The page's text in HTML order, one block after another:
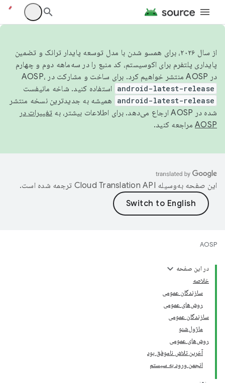
از سال ۲۰۲۶، برای همسو شدن با مدل توسعه پایدار ترانک و تضمین
پایداری پلتفرم برای اکوسیستم، کد منبع را در سه‌ماهه دوم و چهارم
در AOSP منتشر خواهیم کرد. برای ساخت و مشارکت در AOSP،
android-latest-release استفاده کنید. شاخه مانیفست
android-latest-release
همیشه به جدیدترین نسخه منتشر
شده در AOSP ارجاع می‌دهد. برای اطلاعات بیشتر، به
تغییرات در
AOSP مراجعه کنید.
این صفحه به‌وسیله ترجمه شده است.
AOSP
در این صفحه
خلاصه
سازندگان عمومی
روش‌های عمومی
سازندگان عمومی
ماژول‌شنو
روش‌های عمومی
آخرین تلاش ناموفق بود
انجمن ورود به سیستم